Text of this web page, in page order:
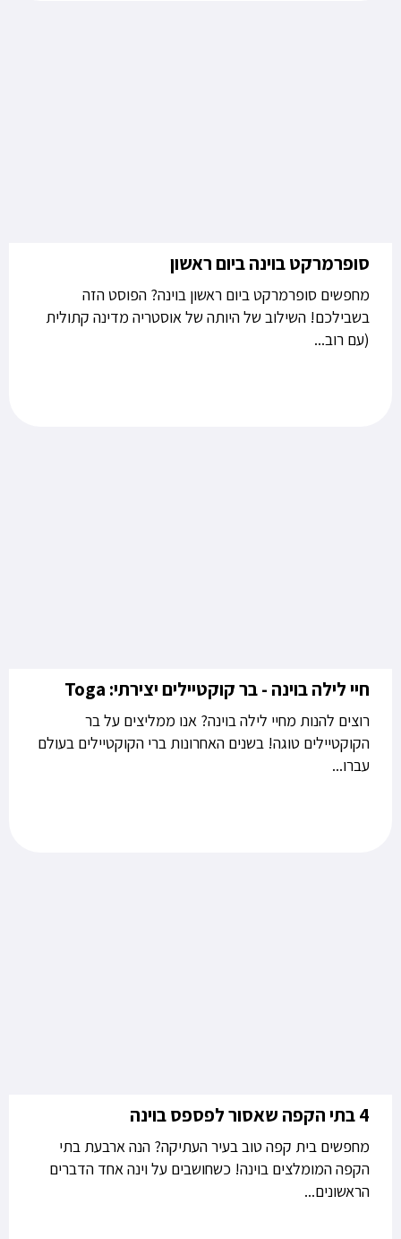
סופרמרקט בוינה ביום ראשון
מחפשים סופרמרקט ביום ראשון בוינה? הפוסט הזה
בשבילכם! השילוב של היותה של אוסטריה מדינה קתולית
(עם רוב...
חיי לילה בוינה - בר קוקטיילים יצירתי: Toga
רוצים להנות מחיי לילה בוינה? אנו ממליצים על בר
הקוקטיילים טוגה! בשנים האחרונות ברי הקוקטיילים בעולם
עברו...
4 בתי הקפה שאסור לפספס בוינה
מחפשים בית קפה טוב בעיר העתיקה? הנה ארבעת בתי
הקפה המומלצים בוינה! כשחושבים על וינה אחד הדברים
הראשונים...